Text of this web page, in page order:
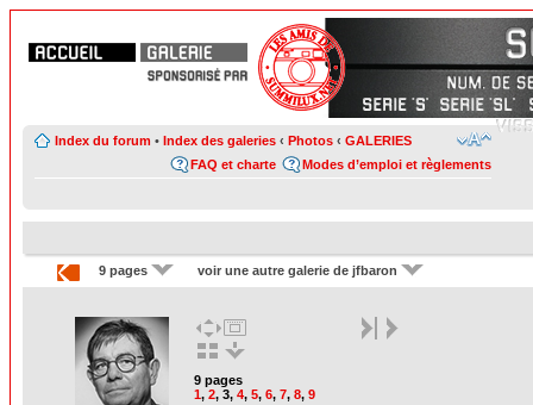
Index du forum • Index des galeries ‹ Photos ‹ GALERIES
Modes d’emploi et règlements
FAQ et charte
9 pages voir une autre galerie de jfbaron
9 pages
1, 2, 3, 4, 5, 6, 7, 8, 9